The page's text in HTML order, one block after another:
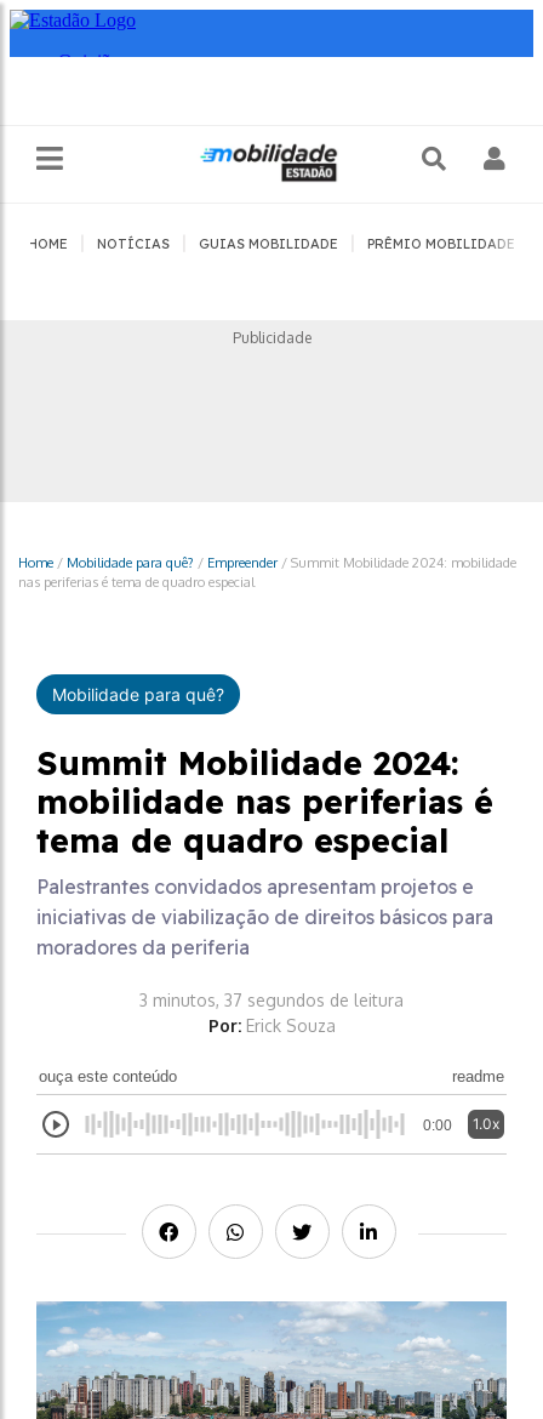
HOME NOTÍCIAS GUIAS MOBILIDADE PRÊMIO MOBILIDADE
Publicidade
Home / Mobilidade para quê? / Empreender/ Summit Mobilidade 2024: mobilidade
nas periferias é tema de quadro especial
Mobilidade para quê?
Summit Mobilidade 2024:
mobilidade nas periferias é
tema de quadro especial
Palestrantes convidados apresentam projetos e
iniciativas de viabilização de direitos básicos para
moradores da periferia
3 minutos, 37 segundos de leitura
Por: Erick Souza
ouça este conteúdo readme
0:00 1.0x